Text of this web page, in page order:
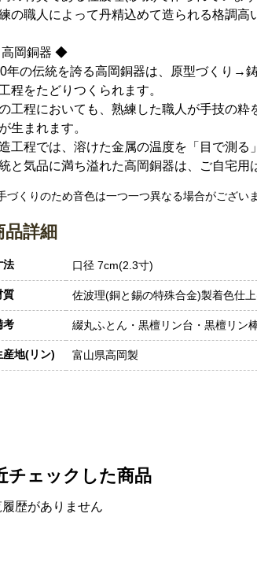
の職人によって丹精込めて造られる格調高
岡銅器 ◆
年の伝統を誇る高岡銅器は、原型づくり→
程をたどりつくられます。
工程においても、熟練した職人が手技の
生まれます。
工程では、溶けた金属の温度を「目で測る
と気品に満ち溢れた高岡銅器は、ご自宅用
づくりのため音色は一つ一つ異なる場合がござい
品詳細
法 口径 7cm(2.3寸)
質 佐波理(銅と錫の特殊合金)製着色仕
考 綴丸ふとん・黒檀リン台・黒檀リン
産地(リン) 富山県高岡製
チェックした商品
歴がありません